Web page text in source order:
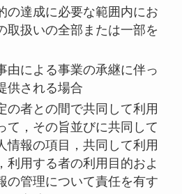
の達成に必要な範囲内にお
取扱いの全部または一部を
由による事業の承継に伴っ
供される場合
の者との間で共同して利用
て，その旨並びに共同して
情報の項目，共同して利用
利用する者の利用目的およ
の管理について責任を有す